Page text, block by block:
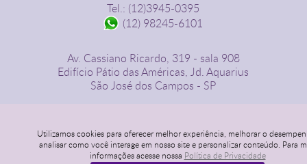
Utilizamos cookies para oferecer melhor experiência, melhorar o
analisar como você interage em nosso site e personalizar conteúdo. Para
informações acesse nossa Política de Privacidade
Tel.: (12)3945-0395
(12) 98245-6101
Av. Cassiano Ricardo, 319 - sala 908
Edifício Pátio das Américas, Jd. Aquarius
São José dos Campos - SP